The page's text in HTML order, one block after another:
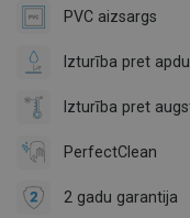
PVC aizsargs
Izturība pret
Izturība pret
PerfectClean
2 gadu garantija